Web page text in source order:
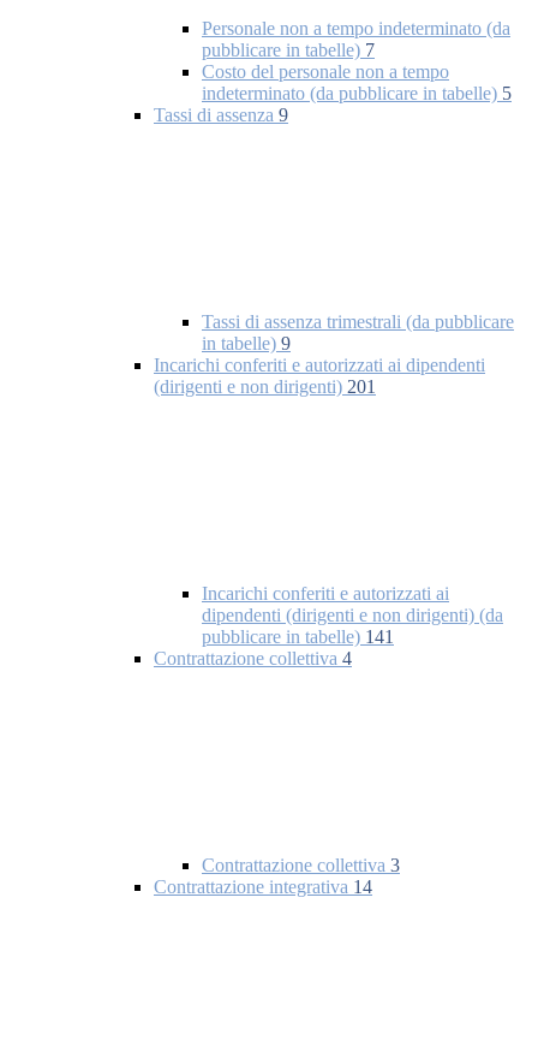
Personale non a tempo indeterminato (da
pubblicare in tabelle) 7
Costo del personale non a tempo
indeterminato (da pubblicare in tabelle) 5
Tassi di assenza 9
Tassi di assenza trimestrali (da pubblicare
in tabelle) 9
Incarichi conferiti e autorizzati ai dipendenti
(dirigenti e non dirigenti) 201
Incarichi conferiti e autorizzati ai
dipendenti (dirigenti e non dirigenti) (da
pubblicare in tabelle) 141
Contrattazione collettiva 4
Contrattazione collettiva 3
Contrattazione integrativa 14